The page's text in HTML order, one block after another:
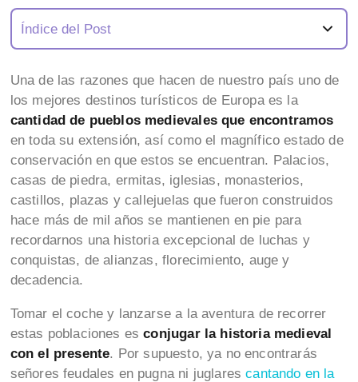
Índice del Post
Una de las razones que hacen de nuestro país uno de
los mejores destinos turísticos de Europa es la
cantidad de pueblos medievales que encontramos
en toda su extensión, así como el magnífico estado de
conservación en que estos se encuentran. Palacios,
casas de piedra, ermitas, iglesias, monasterios,
castillos, plazas y callejuelas que fueron construidos
hace más de mil años se mantienen en pie para
recordarnos una historia excepcional de luchas y
conquistas, de alianzas, florecimiento, auge y
decadencia.
Tomar el coche y lanzarse a la aventura de recorrer
estas poblaciones esconjugar la historia medieval
con el presente. Por supuesto, ya no encontrarás
señores feudales en pugna ni juglarescantando en la